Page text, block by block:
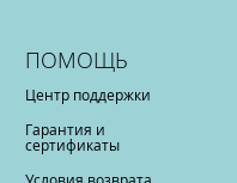
ПОМОЩЬ
Центр поддержки
Гарантия и
сертификаты